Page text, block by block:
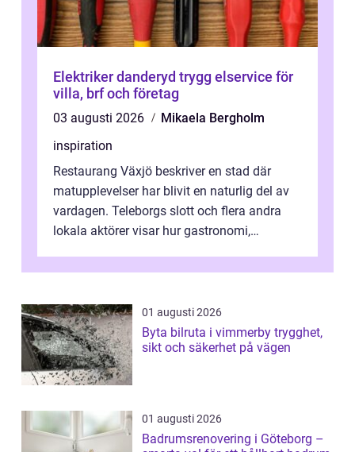
Elektriker danderyd trygg elservice för
villa, brf och företag
03 augusti 2026
Mikaela Bergholm
inspiration
Restaurang Växjö beskriver en stad där
matupplevelser har blivit en naturlig del av
vardagen. Teleborgs slott och flera andra
lokala aktörer visar hur gastronomi,
01 augusti 2026
Byta bilruta i vimmerby trygghet,
sikt och säkerhet på vägen
01 augusti 2026
Badrumsrenovering i Göteborg –